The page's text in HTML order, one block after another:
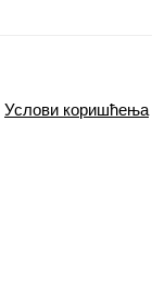
Услови коришћења